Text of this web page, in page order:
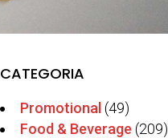
CATEGORIA
Promotional(49)
Food & Beverage (209)